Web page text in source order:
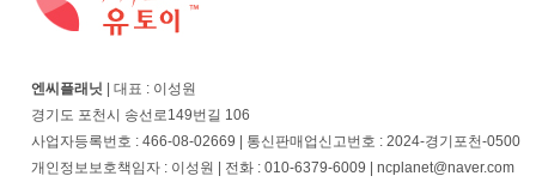
엔씨플래닛 | 대표 : 이성원
경기도 포천시 송선로149번길 106
사업자등록번호 : 466-08-02669 | 통신판매업신고번호 : 2024-경기포천-0500
개인정보보호책임자 : 이성원 | 전화 : 010-6379-6009 | ncplanet@naver.com